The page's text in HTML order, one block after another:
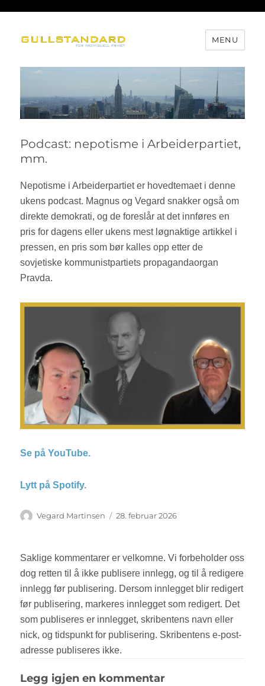
Gullstandard
MENU
Podcast: nepotisme i Arbeiderpartiet,
mm.
Nepotisme i Arbeiderpartiet er hovedtemaet i denne
ukens podcast. Magnus og Vegard snakker også om
direkte demokrati, og de foreslår at det innføres en
pris for dagens eller ukens mest løgnaktige artikkel i
pressen, en pris som bør kalles opp etter de
sovjetiske kommunistpartiets propagandaorgan
Pravda.
Se på YouTube.
Lytt på Spotify.
Forfatter
Vegard Martinsen Publisert
28. februar 2026
Legg igjen en kommentar